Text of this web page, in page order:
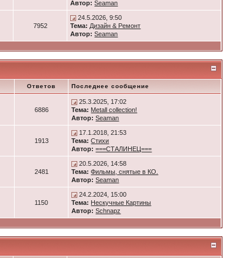
Автор: Seaman
7952
24.5.2026, 9:50
Тема: Дизайн & Ремонт
Автор: Seaman
Ответов Последнее сообщение
6886
25.3.2025, 17:02
Тема: Metall collection!
Автор: Seaman
1913
17.1.2018, 21:53
Тема: Стихи
Автор: ===СТАЛИНЕЦ===
2481
20.5.2026, 14:58
Тема: Фильмы, снятые в КО.
Автор: Seaman
1150
24.2.2024, 15:00
Тема: Нескучные Картины
Автор: Schnapz